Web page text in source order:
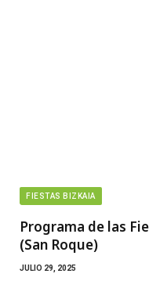
FIESTAS BIZKAIA
Programa de las
(San Roque)
JULIO 29, 2025